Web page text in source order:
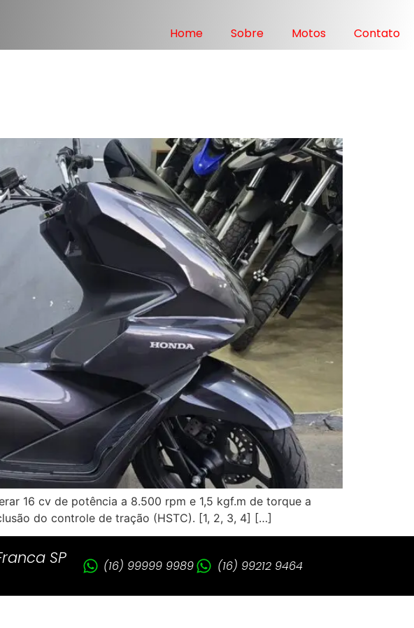
Home Sobre Motos Contato
16 cv de potência a 8.500 rpm e 1,5 kgf.m de torque a
do controle de tração (HSTC). [1, 2, 3, 4] […]
SP (16) 99999 9989 (16) 99212 9464